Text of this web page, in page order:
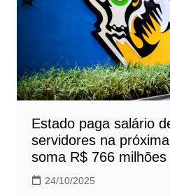
Estado paga salário
servidores na
soma R$ 766 milhões
24/10/2025